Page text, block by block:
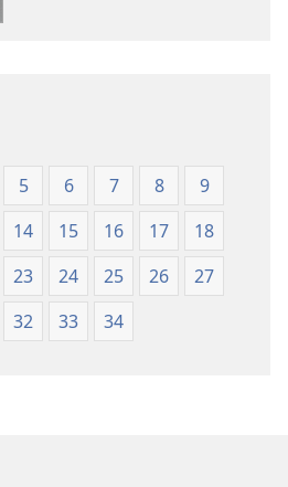
5 6 7 8
9
14 15 16 17
18
23 24 25 26
27
32 33 34